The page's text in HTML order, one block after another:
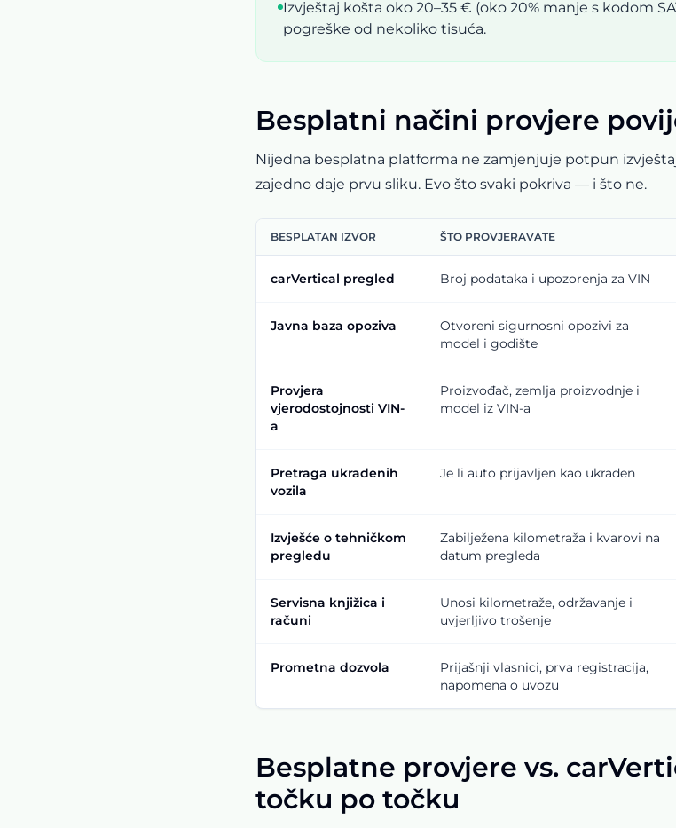
Izvještaj košta oko 20–35 € (oko 20% manje s kodom
pogreške od nekoliko tisuća.
Besplatni načini provjere
Nijedna besplatna platforma ne zamjenjuje potpun
zajedno daje prvu sliku. Evo što svaki pokriva — i što ne.
BESPLATAN IZVOR ŠTO PROVJERAVATE
carVertical pregled Broj podataka i upozorenja za VIN
Javna baza opoziva
Otvoreni sigurnosni opozivi za
model i godište
Provjera
vjerodostojnosti VIN-
a
Proizvođač, zemlja proizvodnje i
model iz VIN-a
Pretraga ukradenih
vozila
Je li auto prijavljen kao ukraden
Izvješće o tehničkom
pregledu
Zabilježena kilometraža i kvarovi na
datum pregleda
Servisna knjižica i
računi
Unosi kilometraže, održavanje i
uvjerljivo trošenje
Prometna dozvola
Prijašnji vlasnici, prva registracija,
napomena o uvozu
Besplatne provjere vs.
točku po točku